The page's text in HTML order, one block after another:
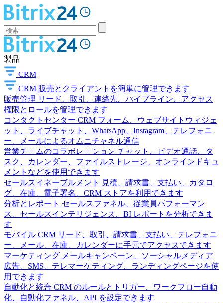
製品
CRM
CRM 販売とクライアントを簡単に管理できます
販売管理 リード、取引、連絡先、パイプライン、アクセス
権限とロールを管理できます
コンタクトセンター CRM フォーム、ウェブサイトウィジェ
ット、ライブチャット、WhatsApp、Instagram、テレフォニ
ー、メールによるオムニチャネル通信
営業チームのコラボレーション チャット、ビデオ通話、タ
スク、カレンダー、ファイルストレージ、オンラインドキュ
メントなどを使用できます
セールスイネーブルメント
見積、請求書、支払い、カタロ
グ、在庫、電子署名、CRM ストアを利用できます
分析とレポート セールスファネル、従業員パフォーマン
ス、セールスインテリジェンス、BI レポートを分析できま
す
モバイル CRM リード、取引、請求書、支払い、テレフォニ
ー、メール、在庫、カレンダーに手元でアクセスできます
マーケティング メールキャンペーン、ソーシャルメディア
広告、SMS、テレマーケティング、ランディングページを使
用できます
自動化と統合 CRM のルールとトリガー、ワークフロー自動
化、自動化ファネル、API を設定できます